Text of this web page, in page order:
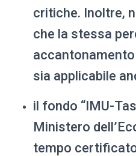
critiche. Inoltre,
che la stessa
sia applicabile
il fondo “IMU-
Ministero
tempo